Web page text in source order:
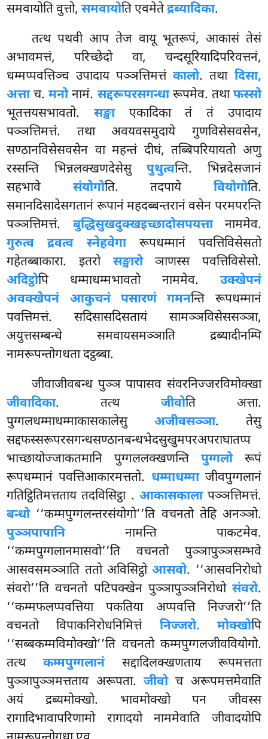
समवायोति वुत्तो,समवायोति एवमेतेद्रब्यादिका.
तत्थ पथवी आप तेज वायू भूतरूपं, आकासं तेसं
अभावमत्तं, परिच्छेदो वा, चन्दसूरियादिपरिवत्तनं,
धम्मप्पवत्तिञ्च उपादाय पञ्ञत्तिमत्तंकालो. तथा दिसा,
अत्ताच.मनोनामं. सद्दरूपरसगन्धारूपमेव. तथाफस्सो
भूतत्तयसभावतो. सङ्खाएकादिका तं तं उपादाय
पञ्ञत्तिमत्तं. तथा अवयवसमुदाये गुणविसेसवसेन,
सण्ठानविसेसवसेन वा महन्तं दीघं, तब्बिपरियायतो अणु
रस्सन्ति भिन्नलक्खणदेसेसुपुथुत्वन्ति. भिन्नदेसजानं
सहभावे संयोगोति. तदपाये वियोगोति.
समानदिसादेसगतानं रूपानं महदब्बन्तरानं वसेन परमपरन्ति
पञ्ञत्तिमत्तं. बुद्धिसुखदुक्खइच्छादोसपयत्तानाममेव.
गुरुत्व द्रवत्व स्नेहवेगारूपधम्मानं पवत्तिविसेसतो
गहेतब्बाकारा. इतरो सङ्खारोञाणस्स पवत्तिविसेसो.
अदिट्ठोपि धम्माधम्मभावतो नाममेव. उक्खेपनं
अवक्खेपनं आकुचनं पसारणं गमनन्ति रूपधम्मानं
पवत्तिमत्तं. सदिसासदिसतायं सामञ्ञविसेससञ्ञा,
अयुत्तसम्बन्धे समवायसमञ्ञाति द्रब्यादीनम्पि
नामरूपन्तोगधता दट्ठब्बा.
जीवाजीवबन्ध पुञ्ञ पापासव संवरनिज्जरविमोक्खा
जीवादिका. तत्थ जीवोति अत्ता.
पुग्गलधम्माधम्माकासकालेसु अजीवसञ्ञा. तेसु
सद्दफस्सरूपरसगन्धसण्ठानबन्धभेदसुखुमपरअपराघातप्प
भाच्छायोज्जाकतमानि पुग्गललक्खणन्ति पुग्गलोरूपं
रूपधम्मानं पवत्तिआकारमत्ततो. धम्माधम्माजीवपुग्गलानं
गतिट्ठितिमत्तताय तदविसिट्ठा . आकासकालापञ्ञत्तिमत्तं.
बन्धो‘‘कम्मपुग्गलन्तरसंयोगो’’ति वचनतो तेहि अनञ्ञो.
पुञ्ञपापानिनामन्ति पाकटमेव.
‘‘कम्मपुग्गलानमासवो’’ति वचनतो पुञ्ञापुञ्ञसम्भवे
आसवसमञ्ञाति ततो अविसिट्ठोआसवो. ‘‘आसवनिरोधो
संवरो’’ति वचनतो पटिपक्खेन पुञ्ञापुञ्ञनिरोधो संवरो.
‘‘कम्मफलप्पवत्तिया पकतिया अप्पवत्ति निज्जरो’’ति
वचनतो विपाकनिरोधनिमित्तं निज्जरो. मोक्खोपि
‘‘सब्बकम्मविमोक्खो’’ति वचनतो कम्मपुग्गलजीववियोगो.
तत्थकम्मपुग्गलानंसद्दादिलक्खणताय रूपमत्तता
पुञ्ञापुञ्ञमत्तताय अरूपता. जीवोच अरूपमत्तमेवाति
अयं द्रब्यमोक्खो. भावमोक्खो पन जीवस्स
रागादिभावापरिणामो रागादयो नाममेवाति जीवादयोपि